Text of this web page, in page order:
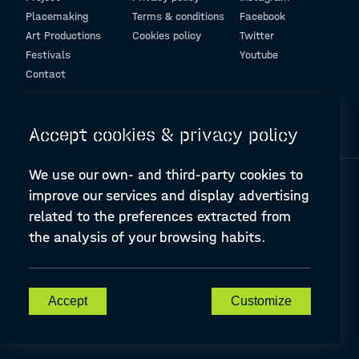
Placemaking
Art Productions
Festivals
Contact
Terms & conditions
Cookies policy
Facebook
Twitter
Youtube
607457-CREA-1-2019-1-ES-CULT-COOP2
Accept cookies & privacy policy
We use our own- and third-party cookies to
improve our services and display advertising
related to the preferences extracted from
the analysis of your browsing habits.
Accept Customize